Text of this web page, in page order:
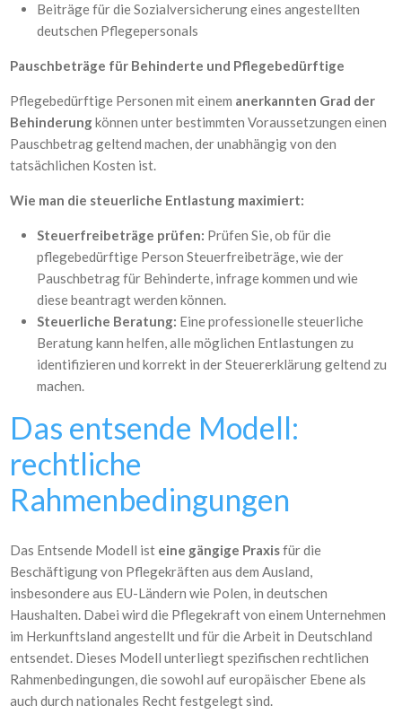
Beiträge für die Sozialversicherung eines angestellten
deutschen Pflegepersonals
Pauschbeträge für Behinderte und Pflegebedürftige
Pflegebedürftige Personen mit einem anerkannten Grad der
Behinderungkönnen unter bestimmten Voraussetzungen einen
Pauschbetrag geltend machen, der unabhängig von den
tatsächlichen Kosten ist.
Wie man die steuerliche Entlastung maximiert:
Steuerfreibeträge prüfen: Prüfen Sie, ob für die
pflegebedürftige Person Steuerfreibeträge, wie der
Pauschbetrag für Behinderte, infrage kommen und wie
diese beantragt werden können.
Steuerliche Beratung: Eine professionelle steuerliche
Beratung kann helfen, alle möglichen Entlastungen zu
identifizieren und korrekt in der Steuererklärung geltend zu
machen.
Das entsende Modell:
rechtliche
Rahmenbedingungen
Das Entsende Modell ist eine gängige Praxisfür die
Beschäftigung von Pflegekräften aus dem Ausland,
insbesondere aus EU-Ländern wie Polen, in deutschen
Haushalten. Dabei wird die Pflegekraft von einem Unternehmen
im Herkunftsland angestellt und für die Arbeit in Deutschland
entsendet. Dieses Modell unterliegt spezifischen rechtlichen
Rahmenbedingungen, die sowohl auf europäischer Ebene als
auch durch nationales Recht festgelegt sind.